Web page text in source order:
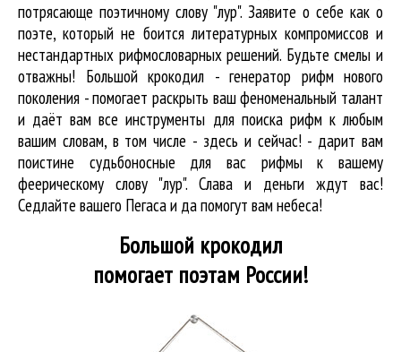
потрясающе поэтичному слову "лур". Заявите о себе как о
поэте, который не боится литературных компромиссов и
нестандартных рифмословарных решений. Будьте смелы и
отважны! Большой крокодил - генератор рифм нового
поколения - помогает раскрыть ваш феноменальный талант
и даёт вам все инструменты для поиска рифмк любым
вашим словам, в том числе - здесь и сейчас! - дарит вам
поистине судьбоносные для вас рифмы к вашему
феерическому слову "лур". Слава и деньги ждут вас!
Седлайте вашего Пегаса и да помогут вам небеса!
Большой крокодил
помогает поэтам России!